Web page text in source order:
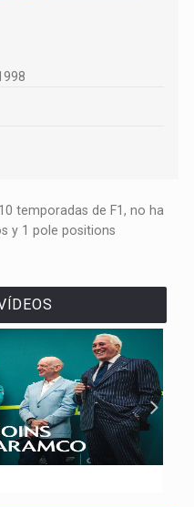
temporadas de F1, no ha
y 1 pole positions